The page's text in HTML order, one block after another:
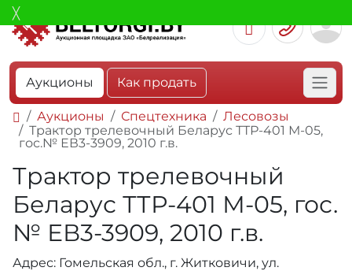
Аукционы Как продать
Аукционы Спецтехника
Лесовозы
Трактор трелевочный Беларус ТТР-401 М-05,
гос.№ ЕВ3-3909, 2010 г.в.
Трактор трелевочный
Беларус ТТР-401 М-05, гос.
№ ЕВ3-3909, 2010 г.в.
Адрес: Гомельская обл., г. Житковичи, ул.